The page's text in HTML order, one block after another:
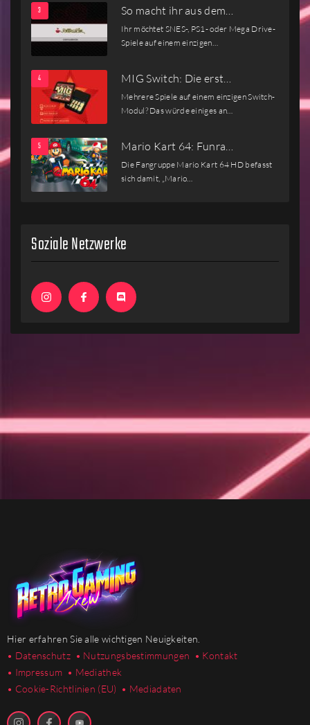
So macht ihr aus dem…
Ihr möchtet SNES-, PS1- oder Mega Drive-
Spiele auf einem einzigen…
MIG Switch: Die erst…
Mehrere Spiele auf einem einzigen Switch-
Modul? Das würde einiges an…
Mario Kart 64: Funra…
Die Fangruppe Mario Kart 64 HD befasst
sich damit, „Mario…
Soziale Netzwerke
Hier erfahren Sie alle wichtigen Neuigkeiten.
• Datenschutz • Nutzungsbestimmungen • Kontakt
• Impressum • Mediathek
• Cookie-Richtlinien (EU) • Mediadaten